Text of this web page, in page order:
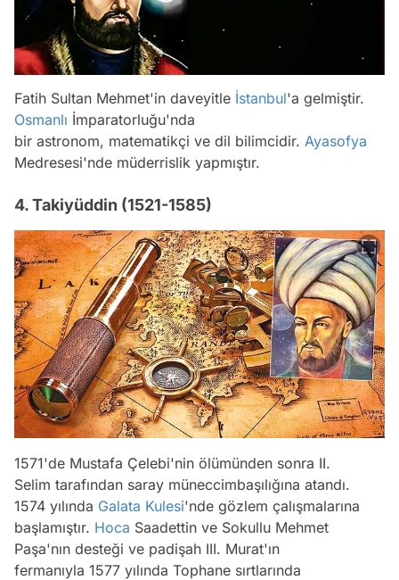
Fatih Sultan Mehmet'in daveyitle İstanbul'a gelmiştir.
Osmanlı İmparatorluğu'nda
bir astronom, matematikçi ve dil bilimcidir. Ayasofya
Medresesi'nde müderrislik yapmıştır.
4. Takiyüddin (1521-1585)
1571'de Mustafa Çelebi'nin ölümünden sonra II.
Selim tarafından saray müneccimbaşılığına atandı.
1574 yılında Galata Kulesi'nde gözlem çalışmalarına
başlamıştır. Hoca Saadettin ve Sokullu Mehmet
Paşa'nın desteği ve padişah III. Murat'ın
fermanıyla 1577 yılında Tophane sırtlarında